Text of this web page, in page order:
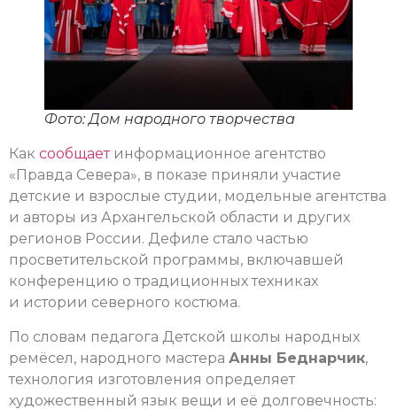
Фото: Дом народного творчества
Как сообщает информационное агентство
«Правда Севера», в показе приняли участие
детские и взрослые студии, модельные агентства
и авторы из Архангельской области и других
регионов России. Дефиле стало частью
просветительской программы, включавшей
конференцию о традиционных техниках
и истории северного костюма.
По словам педагога Детской школы народных
ремёсел, народного мастера Анны Беднарчик,
технология изготовления определяет
художественный язык вещи и её долговечность: